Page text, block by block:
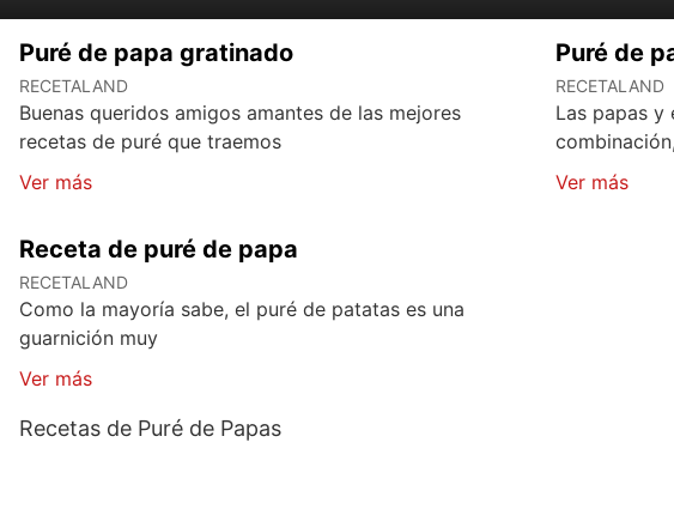
Puré de papa gratinado
RECETALAND
Buenas queridos amigos amantes de las mejores
recetas de puré que traemos
Ver más
Puré de
RECETALAND
Las papas y
Ver más
Receta de puré de papa
RECETALAND
Como la mayoría sabe, el puré de patatas es una
guarnición muy
Ver más
Recetas de Puré de Papas